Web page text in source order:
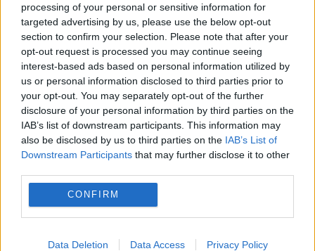
processing of your personal or sensitive information for
targeted advertising by us, please use the below opt-out
section to confirm your selection. Please note that after your
opt-out request is processed you may continue seeing
interest-based ads based on personal information utilized by
us or personal information disclosed to third parties prior to
your opt-out. You may separately opt-out of the further
disclosure of your personal information by third parties on the
IAB’s list of downstream participants. This information may
also be disclosed by us to third parties on the IAB’s List of
Downstream Participants that may further disclose it to other
CONFIRM
Data Deletion Data Access Privacy Policy
Uusin Zara-esite on täällä!
Uusi Zara-esite on voimassa 23. toukokuuta 2026
7. kesäkuuta 2026 . Yli 16 sivuatarjouksia,
kampanjoita ja alennuksia, joista löydät
hämmästyttäviä tapoja säästää rahaa Muoti
tuotteissa.
Zaramyy laajaa miesten, naisten ja lasten muodin
valikoimaa. Valikoimasta voit löytää muun muassa
mekkoja, takkeja, paitoja, housuja ja muuta. Yritys
tarjoaa myös asusteita, laukkuja ja hajuvesiä.
EtsiZaraläheltäsi ja hyödynnä kaikki edut saadaksesi
korkea inflaatio.
, tuo sinulle edulliset hinnat ja